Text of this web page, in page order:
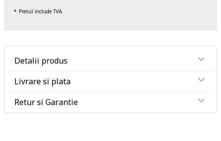
Pretul include TVA.
Detalii produs
Livrare si plata
Retur si Garantie